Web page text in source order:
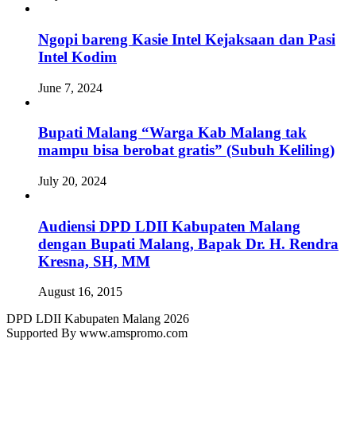
Ngopi bareng Kasie Intel Kejaksaan dan Pasi
Intel Kodim
June 7, 2024
Bupati Malang “Warga Kab Malang tak
mampu bisa berobat gratis” (Subuh Keliling)
July 20, 2024
Audiensi DPD LDII Kabupaten Malang
dengan Bupati Malang, Bapak Dr. H. Rendra
Kresna, SH, MM
August 16, 2015
DPD LDII Kabupaten Malang 2026
Supported By www.amspromo.com